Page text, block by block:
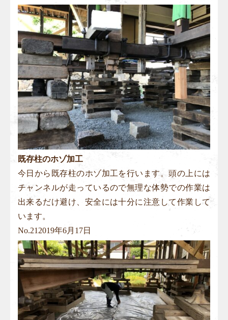
既存柱のホゾ加工
今日から既存柱のホゾ加工を行います。頭の上には
チャンネルが走っているので無理な体勢での作業は
出来るだけ避け、安全には十分に注意して作業して
います。
No.21 2019年6月17日